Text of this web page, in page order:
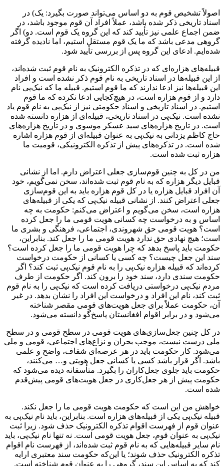
اصولاً تشخیص قوم به دو اساس می‌تواند صورت بگیرد: یک) در
اسناد تاریخی ذکر شده باشد، عملاً افراد آن قوم موجود باشد، در
ضمن اجماع علمی نیز تأیید کند که این گروه یک قوم است. دو) اگر
گروهی مدعی باشد که ما یک قوم مستقل استیم، اما نادیده گرفته
شده‌ایم. ادعای این گروه پس از بررسی تأیید شود.
قبیله‌های هزاره‌ای ‌که در تذکره‌ الکترونیک به نام قوم ثبت شده‌اند،
از این قبیله‌ها در اسناد تاریخی به نام قوم ذکر نشده است و افراد
این قبیله‌ها نیز ادعا ندارند که ما قوم استیم. قبیله‌ ما که نیک‌پی نام
دارد و از قوم هزاره است، در هیچ‌کجایی ادعا نکرده‌ که ما قوم
استیم. در اسناد تاریخی و اسناد حکومتی نیز از نیک‌پی به نام قوم یاد
نشده است. نیک‌پی در اسناد تاریخی، قبیله‌ای از هزاره دانسته شده
است. در تاریخ هزاره‌‌های سید عسکر موسوی و در تاریخ هزاره‌های
حاج کاظم یزدانی به نیک‌پی به عنوان قبیله‌ای از قوم هزاره اشاره
شده است. در تذکره‌های پیش از تذکره‌ الکترونیکی، قومیت ما
هزاره ثبت شده است.
من در کل به چنین قوم‌سازی جعلی اعتراض دارم. اما از نشانی
قبایل دیگر هزاره که به نام قوم ثبت شده‌اند، سخن نمی‌گویم، خود
آن افراد قبایل هزاره یا در کل قوم هزاره باید به این قوم‌سازی
جعلی اعتراض کنند. از نشانی قبیله‌ نیک‌پی که یکی از قبیله‌های
هزاره است، سخن می‌گویم و اعتراض می‌کنم: حکومت به چه
اساس و به درخواست چه کسانی هویت قومی ما را جعل کرده
است؟ هویت قومی حق شهروندی، اجتماعی، فرهنگی و بشری ما
است؛ هیچ نهادی حق ندارد هویت قومی ما را جعل کند. بنابراین،
حکومت باید پاسخ بدهد که چرا هویت قومی ما را جعل کرده است؟
سند این جعل چیست؟ چه کسی یا کسانی از حکومت درخواست
کرده‌اند که قبیله هزاره‌ نیک‌پی را به نام قوم نیک‌پی ثبت کند؟ اگر
حکومت سندی دارد، سند خود را برون کند. اگر حکومت از طرف
مردم نیک‌پی درخواستی دریافت کرده است‌ که نیک‌پی را به نام قوم
ثبت کند، نام این افراد و درخواست این افراد را نشان بدهد. در غیر
آن، حکومت عملاً برای جعل هویت‌های قومی مقصر شناخته
می‌شود و در برابر اقوام افغانستان پاسخ‌گو دانسته می‌شود.
در کل چنین جعل‌سازی‌های هویت قومی در سطح قومی و در سطح
ملی درست نیست، موجب بحران و نزاع‌های اجتماعی، قومی و ملی
می‌شود. کار حکومت باید در هر عرصه‌ای شفاف، واضح و علمی
باشد. اگر قرار باشد کسی یا کسانی جعل هویتی و… می‌کنند،
حکومت باید جلوی جعل‌کاران را بگیرد. متأسفانه دیده می‌شود که
حکومت پیش از هر جعل‌کاری در جعل هویت‌های قومی پیش‌قدم
شده است.
خواهش من این است‌ که حکومت هویت قومی ما را جعل نکند.
قبیله نیک‌پی یکی از قبیله‌های هزاره است. بنابراین، باید نام نیک‌پی به‌
عنوان قوم از فهرست اقوام تذکره‌ الکترونیک حذف شود. زیرا ثبت
نیک‌پی به‌ عنوان قوم، جعل هویت قومی است. نه تنها نام نیک‌پی، باید
نام سایر قبیله‌هایی‌ که به نام قوم ثبت شده‌اند، از فهرست نام اقوام
تذکره‌ الکترونیک حذف شوند؛ یا این‌که حکومت سند معتبری ارایه
کند که به اساس این سند، گروهی را به‌ عنوان قوم شناخته است.